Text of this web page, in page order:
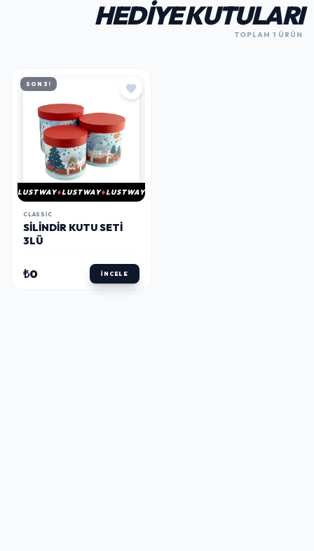
HEDIYE KUTULARI
TOPLAM 1 ÜRÜN
SON 3!
LUSTWAY LUSTWAY LUSTWAY
CLASSIC
SILINDIR KUTU SETI
3LÜ
₺0 İNCELE